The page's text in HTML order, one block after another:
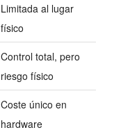
Limitada al lugar
físico
Control total, pero
riesgo físico
Coste único en
hardware